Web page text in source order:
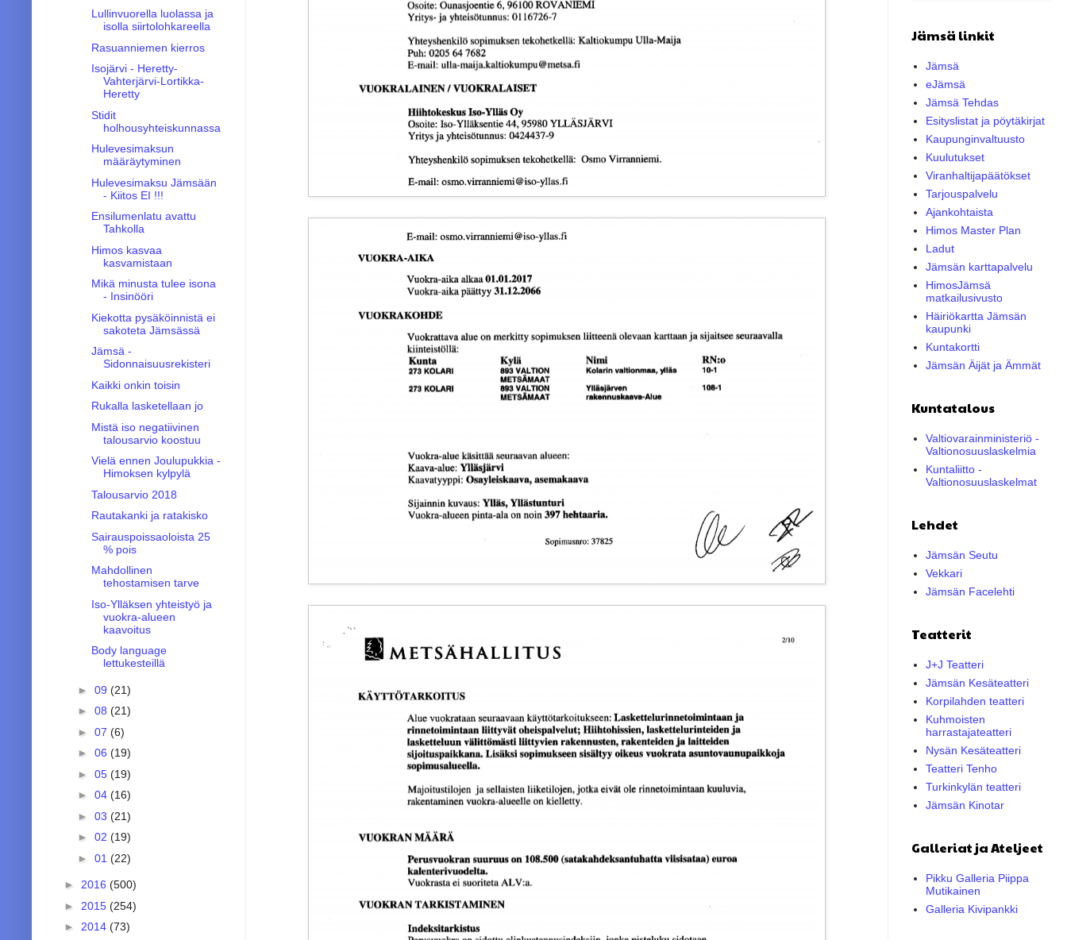
Lullinvuorella luolassa ja
isolla siirtolohkareella
Rasuanniemen kierros
Isojärvi - Heretty-
Vahterjärvi-Lortikka-
Heretty
Stidit
holhousyhteiskunnassa
Hulevesimaksun
määräytyminen
Hulevesimaksu Jämsään
- Kiitos EI !!!
Ensilumenlatu avattu
Tahkolla
Himos kasvaa
kasvamistaan
Mikä minusta tulee isona
- Insinööri
Kiekotta pysäköinnistä ei
sakoteta Jämsässä
Jämsä -
Sidonnaisuusrekisteri
Kaikki onkin toisin
Rukalla lasketellaan jo
Mistä iso negatiivinen
talousarvio koostuu
Vielä ennen Joulupukkia -
Himoksen kylpylä
Talousarvio 2018
Rautakanki ja ratakisko
Sairauspoissaoloista 25
% pois
Mahdollinen
tehostamisen tarve
Iso-Ylläksen yhteistyö ja
vuokra-alueen
kaavoitus
Body language
lettukesteillä
► 09 (21)
► 08 (21)
► 07 (6)
► 06 (19)
► 05 (19)
► 04 (16)
► 03 (21)
► 02 (19)
► 01 (22)
► 2016 (500)
► 2015 (254)
► 2014 (73)
Jämsä linkit
Jämsä
eJämsä
Jämsä Tehdas
Esityslistat ja pöytäkirjat
Kaupunginvaltuusto
Kuulutukset
Viranhaltijapäätökset
Tarjouspalvelu
Ajankohtaista
Himos Master Plan
Ladut
Jämsän karttapalvelu
HimosJämsä
matkailusivusto
Häiriökartta Jämsän
kaupunki
Kuntakortti
Jämsän Äijät ja Ämmät
Kuntatalous
Valtiovarainministeriö -
Valtionosuuslaskelmia
Kuntaliitto -
Valtionosuuslaskelmat
Lehdet
Jämsän Seutu
Vekkari
Jämsän Facelehti
Teatterit
J+J Teatteri
Jämsän Kesäteatteri
Korpilahden teatteri
Kuhmoisten
harrastajateatteri
Nysän Kesäteatteri
Teatteri Tenho
Turkinkylän teatteri
Jämsän Kinotar
Galleriat ja Ateljeet
Pikku Galleria Piippa
Mutikainen
Galleria Kivipankki